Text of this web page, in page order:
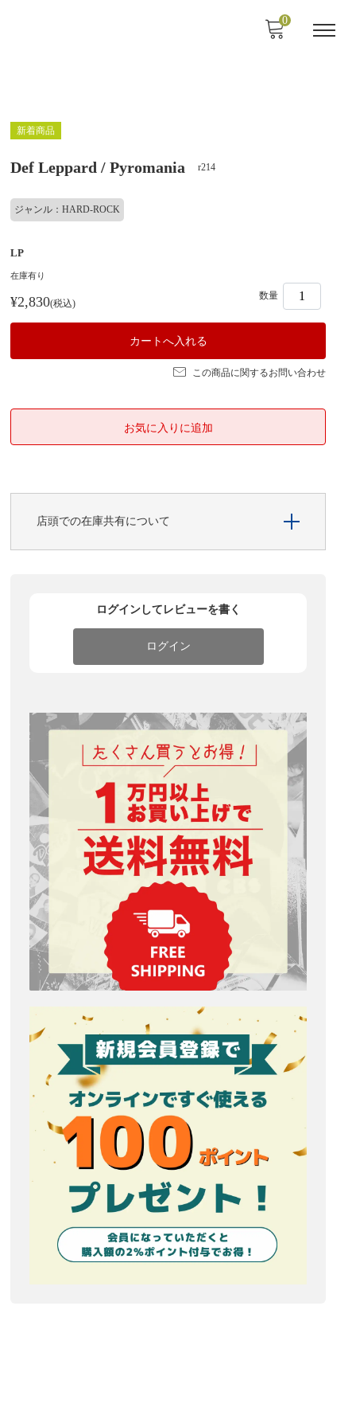
0
新着商品
Def Leppard / Pyromania r214
ジャンル：HARD-ROCK
LP
在庫有り
¥2,830(税込)
数量
この商品に関するお問い合わせ
店頭での在庫共有について
ログインしてレビューを書く
ログイン